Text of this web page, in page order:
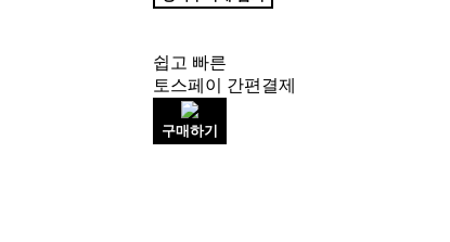
쉽고 빠른
토스페이 간편결제
구매하기